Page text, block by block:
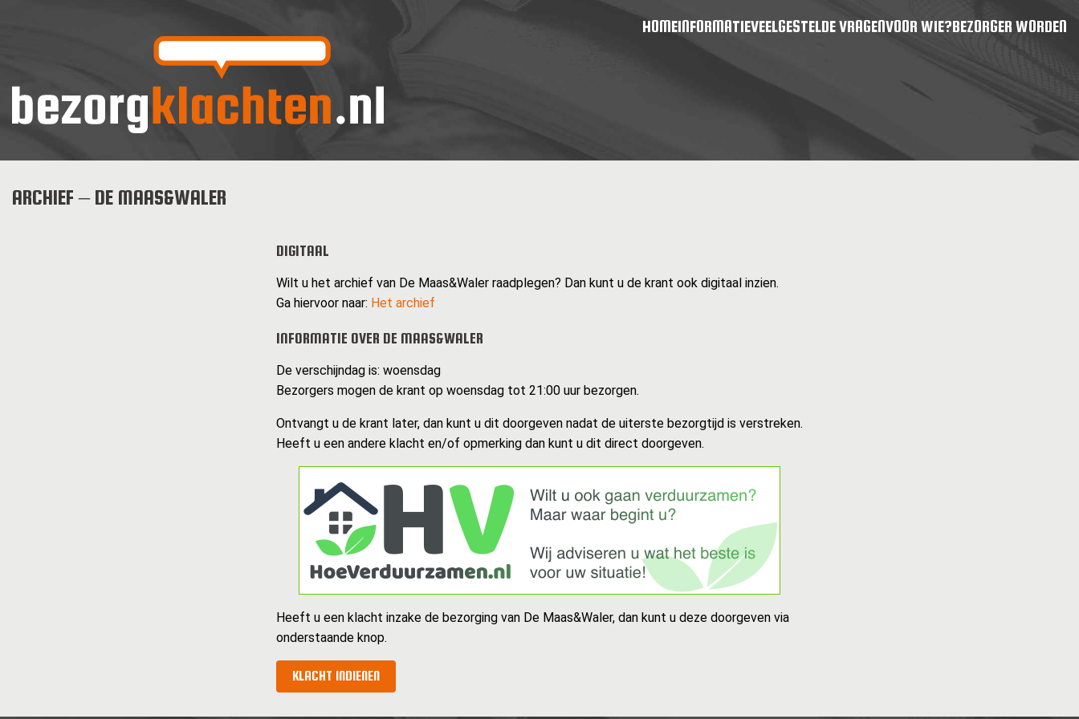
HOMEINFORMATIEVEELGESTELDE VRAGENVOOR WIE?BEZORGER WORDEN
ARCHIEF – DE MAAS&WALER
DIGITAAL
Wilt u het archief van De Maas&Waler raadplegen? Dan kunt u de krant ook digitaal inzien.
Ga hiervoor naar: Het archief
INFORMATIE OVER DE MAAS&WALER
De verschijndag is: woensdag
Bezorgers mogen de krant op woensdag tot 21:00 uur bezorgen.
Ontvangt u de krant later, dan kunt u dit doorgeven nadat de uiterste bezorgtijd is verstreken.
Heeft u een andere klacht en/of opmerking dan kunt u dit direct doorgeven.
Heeft u een klacht inzake de bezorging van De Maas&Waler, dan kunt u deze doorgeven via
onderstaande knop.
KLACHT INDIENEN